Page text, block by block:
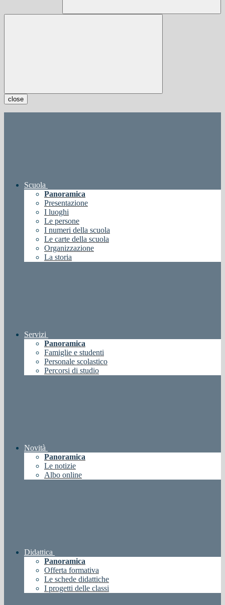
close
Scuola
Panoramica
Presentazione
I luoghi
Le persone
I numeri della scuola
Le carte della scuola
Organizzazione
La storia
Servizi
Panoramica
Famiglie e studenti
Personale scolastico
Percorsi di studio
Novità
Panoramica
Le notizie
Albo online
Didattica
Panoramica
Offerta formativa
Le schede didattiche
I progetti delle classi